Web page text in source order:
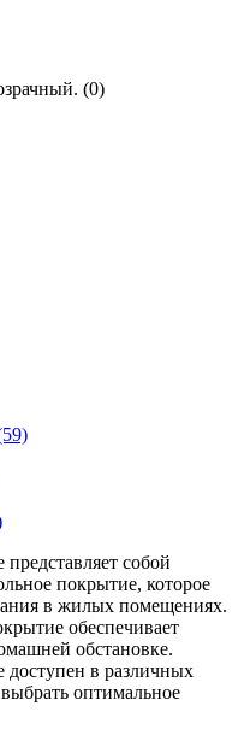
(0)
собой
покрытие, которое
в жилых помещениях.
обеспечивает
обстановке.
в различных
оптимальное